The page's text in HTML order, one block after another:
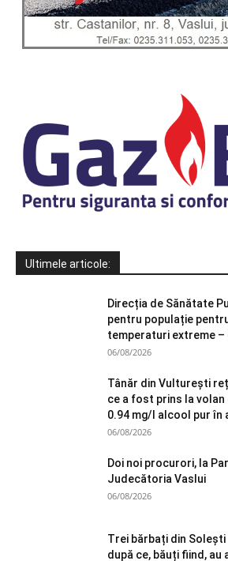
Ultimele articole:
Direcția de Sănătate
pentru populație
temperaturi extreme –
06/08/2026
Tânăr din Vulturești
ce a fost prins la
0.94 mg/l alcool pur în
06/08/2026
Doi noi procurori, la
Judecătoria Vaslui
06/08/2026
Trei bărbați din
după ce, băuți fiind,